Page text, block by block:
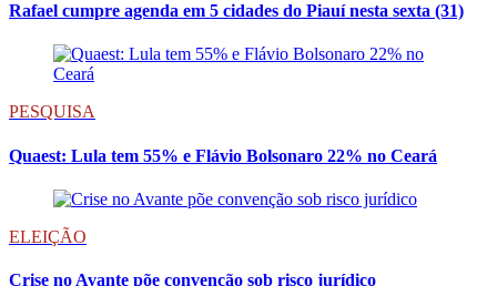
Rafael cumpre agenda em 5 cidades do Piauí nesta sexta (31)
PESQUISA
Quaest: Lula tem 55% e Flávio Bolsonaro 22% no Ceará
ELEIÇÃO
Crise no Avante põe convenção sob risco jurídico